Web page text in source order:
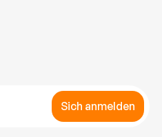
Sich anmelden